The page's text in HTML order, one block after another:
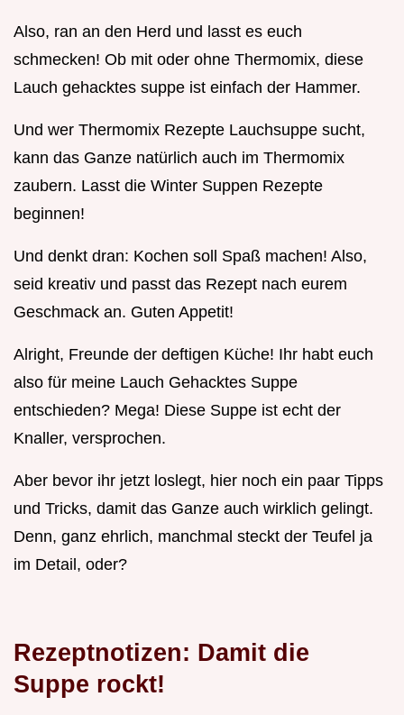
Also, ran an den Herd und lasst es euch
schmecken! Ob mit oder ohne Thermomix, diese
Lauch gehacktes suppe ist einfach der Hammer.
Und wer Thermomix Rezepte Lauchsuppe sucht,
kann das Ganze natürlich auch im Thermomix
zaubern. Lasst die Winter Suppen Rezepte
beginnen!
Und denkt dran: Kochen soll Spaß machen! Also,
seid kreativ und passt das Rezept nach eurem
Geschmack an. Guten Appetit!
Alright, Freunde der deftigen Küche! Ihr habt euch
also für meine Lauch Gehacktes Suppe
entschieden? Mega! Diese Suppe ist echt der
Knaller, versprochen.
Aber bevor ihr jetzt loslegt, hier noch ein paar Tipps
und Tricks, damit das Ganze auch wirklich gelingt.
Denn, ganz ehrlich, manchmal steckt der Teufel ja
im Detail, oder?
Rezeptnotizen: Damit die
Suppe rockt!